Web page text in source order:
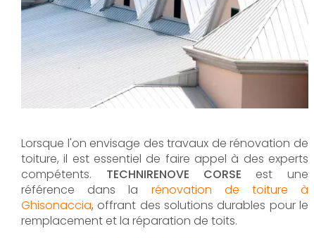
Lorsque l'on envisage des travaux de rénovation de
toiture, il est essentiel de faire appel à des experts
compétents. TECHNIRENOVE CORSE est une
référence dans la rénovation de toiture à
Ghisonaccia, offrant des solutions durables pour le
remplacement et la réparation de toits.